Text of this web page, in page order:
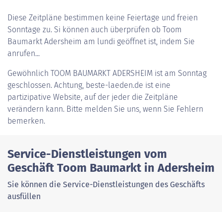
Diese Zeitpläne bestimmen keine Feiertage und freien
Sonntage zu. Si können auch überprüfen ob Toom
Baumarkt Adersheim am lundi geöffnet ist, indem Sie
anrufen...
Gewöhnlich TOOM BAUMARKT ADERSHEIM ist am Sonntag
geschlossen. Achtung, beste-laeden.de ist eine
partizipative Website, auf der jeder die Zeitpläne
verändern kann. Bitte melden Sie uns, wenn Sie Fehlern
bemerken.
Service-Dienstleistungen vom
Geschäft Toom Baumarkt in Adersheim
Sie können die Service-Dienstleistungen des Geschäfts
ausfüllen